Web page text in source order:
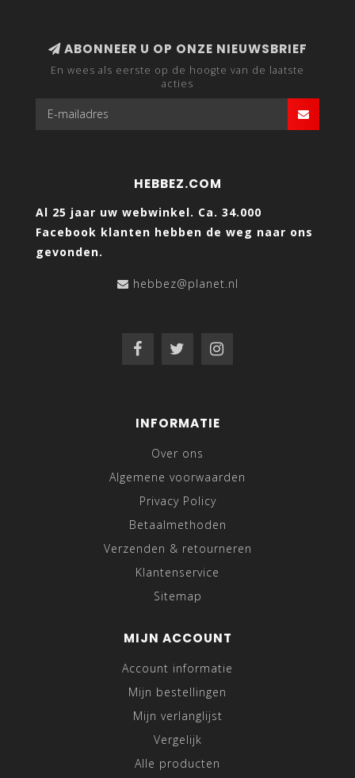
ABONNEER U OP ONZE NIEUWSBRIEF
En wees als eerste op de hoogte van de laatste
acties
HEBBEZ.COM
Al 25 jaar uw webwinkel. Ca. 34.000
Facebook klanten hebben de weg naar ons
gevonden.
hebbez@planet.nl
INFORMATIE
Over ons
Algemene voorwaarden
Privacy Policy
Betaalmethoden
Verzenden & retourneren
Klantenservice
Sitemap
MIJN ACCOUNT
Account informatie
Mijn bestellingen
Mijn verlanglijst
Vergelijk
Alle producten